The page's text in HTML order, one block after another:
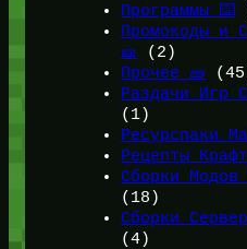
Программы ⌨️
Промокоды и
🎫
(2)
Прочее 🧱
Раздачи Игр
(1)
Ресурспаки
Рецепты
Сборки Модов
(18)
Сборки
(4)